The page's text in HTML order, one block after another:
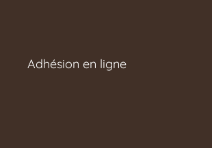
Adhésion en ligne